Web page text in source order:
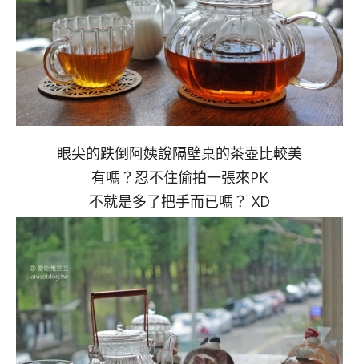
眼尖的跌倒阿姨說隔壁桌的茶壺比較美
有嗎？忍不住偷拍一張來PK
不就是多了把手而已嗎？ XD